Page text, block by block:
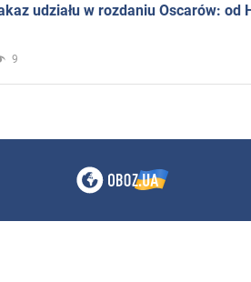
udziału w rozdaniu Oscarów: od
9